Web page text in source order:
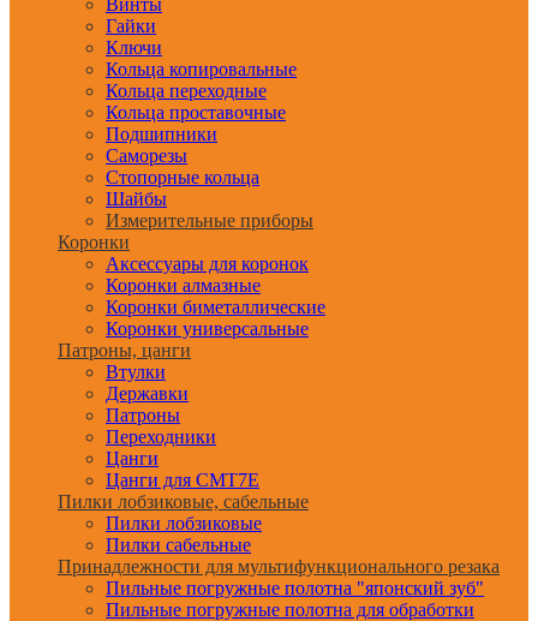
Винты
Гайки
Ключи
Кольца копировальные
Кольца переходные
Кольца проставочные
Подшипники
Саморезы
Стопорные кольца
Шайбы
Измерительные приборы
Коронки
Аксессуары для коронок
Коронки алмазные
Коронки биметаллические
Коронки универсальные
Патроны, цанги
Втулки
Державки
Патроны
Переходники
Цанги
Цанги для CMT7E
Пилки лобзиковые, сабельные
Пилки лобзиковые
Пилки сабельные
Принадлежности для мультифункционального резака
Пильные погружные полотна "японский зуб"
Пильные погружные полотна для обработки